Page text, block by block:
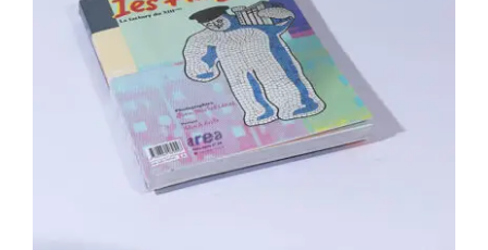
Area revue n°29 – Les Frigos